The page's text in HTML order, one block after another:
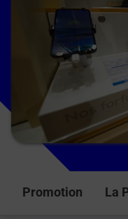
Promotion La